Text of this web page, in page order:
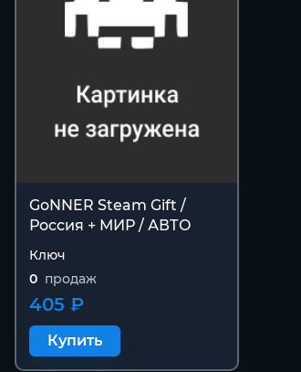
GoNNER Steam Gift /
Россия + МИР / АВТО
Ключ
0 продаж
405 ₽
Купить